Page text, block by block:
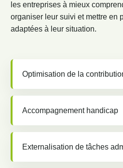
les entreprises à mieux
organiser leur suivi et mettre en
adaptées à leur situation.
Optimisation de la
Accompagnement handicap
Externalisation de tâches